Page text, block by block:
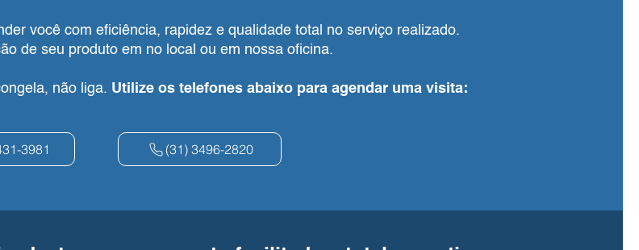
você com eficiência, rapidez e qualidade total no serviço realizado.
de seu produto em no local ou em nossa oficina.
não liga. Utilize os telefones abaixo para agendar uma visita:
3981 (31) 3496-2820